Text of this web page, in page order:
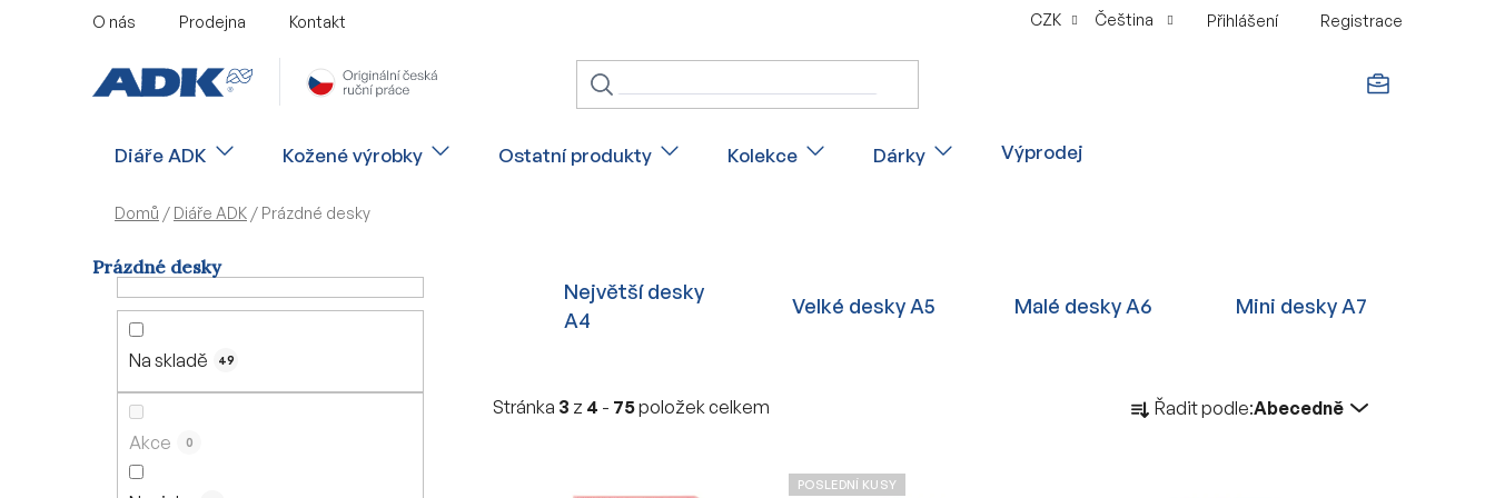
O nás Prodejna Kontakt CZK Čeština Přihlášení Registrace
Diáře ADK Kožené výrobky Ostatní produkty Kolekce Dárky Výprodej
Domů / Diáře ADK / Prázdné desky
Prázdné desky
Na skladě 49
Akce 0
Největší desky
A4
Velké desky A5 Malé desky A6 Mini desky A7
Stránka 3 z 4 - 75položek celkem
a Řadit podle:Abecedně
POSLEDNÍ KUSY